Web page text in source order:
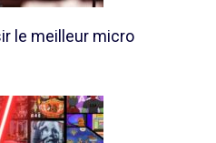
le meilleur micro